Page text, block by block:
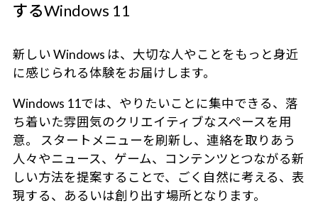
するWindows 11
新しい Windows は、大切な人やことをもっと身近
に感じられる体験をお届けします。
Windows 11では、やりたいことに集中できる、落
ち着いた雰囲気のクリエイティブなスペースを用
意。 スタートメニューを刷新し、連絡を取りあう
人々やニュース、ゲーム、コンテンツとつながる新
しい方法を提案することで、ごく自然に考える、表
現する、あるいは創り出す場所となります。